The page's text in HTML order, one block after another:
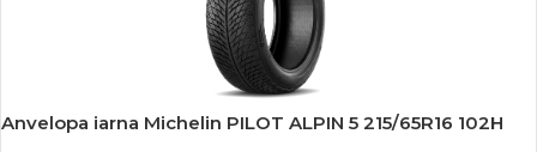
-15%
Anvelopa iarna Michelin PILOT ALPIN 5 215/65R16 102H